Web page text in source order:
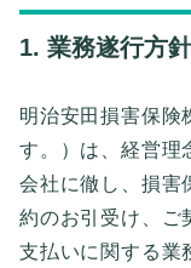
1. 業務遂行方針
明治安田損害保険
す。）は、経営理
会社に徹し、損害
約のお引受け、ご
支払いに関する業